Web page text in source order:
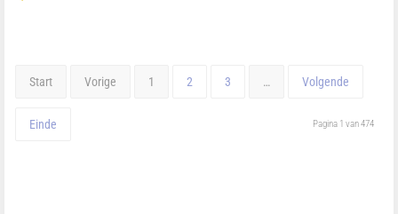
Start Vorige 1 2 3 … Volgende
Einde Pagina 1 van 474